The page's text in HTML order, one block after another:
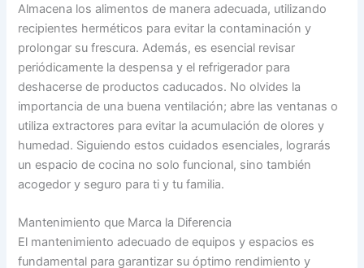
Almacena los alimentos de manera adecuada, utilizando
recipientes herméticos para evitar la contaminación y
prolongar su frescura. Además, es esencial revisar
periódicamente la despensa y el refrigerador para
deshacerse de productos caducados. No olvides la
importancia de una buena ventilación; abre las ventanas o
utiliza extractores para evitar la acumulación de olores y
humedad. Siguiendo estos cuidados esenciales, lograrás
un espacio de cocina no solo funcional, sino también
acogedor y seguro para ti y tu familia.
Mantenimiento que Marca la Diferencia
El mantenimiento adecuado de equipos y espacios es
fundamental para garantizar su óptimo rendimiento y